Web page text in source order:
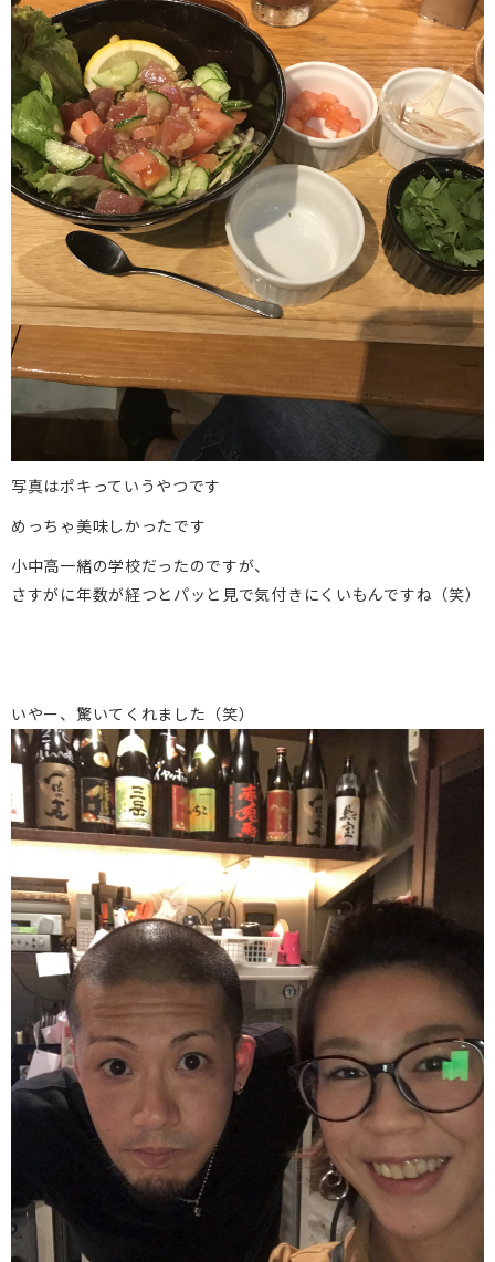
写真はポキっていうやつです
めっちゃ美味しかったです
小中高一緒の学校だったのですが、
さすがに年数が経つとパッと見で気付きにくいもんですね（笑）
いやー、驚いてくれました（笑）